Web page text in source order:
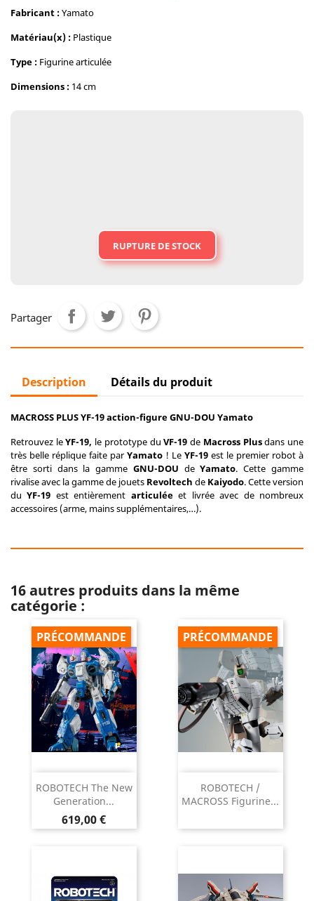
Fabricant :Yamato
Matériau(x) : Plastique
Type : Figurine articulée
Dimensions : 14 cm
RUPTURE DE STOCK
Partager
Description Détails du produit
MACROSS PLUS YF-19 action-figure GNU-DOU Yamato
Retrouvez leYF-19, le prototype duVF-19 de Macross Plusdans une
très belle réplique faite parYamato ! Le YF-19 est le premier robot à
être sorti dans la gamme GNU-DOU deYamato. Cette gamme
rivalise avec la gamme de jouets Revoltech de Kaiyodo. Cette version
duYF-19 est entièrement articuléeet livrée avec de nombreux
accessoires (arme, mains supplémentaires,…).
16 autres produits dans la même
catégorie :
ROBOTECH The New
Generation...
Prix
619,00 €
PRÉCOMMANDE
ROBOTECH /
MACROSS Figurine...
PRÉCOMMANDE